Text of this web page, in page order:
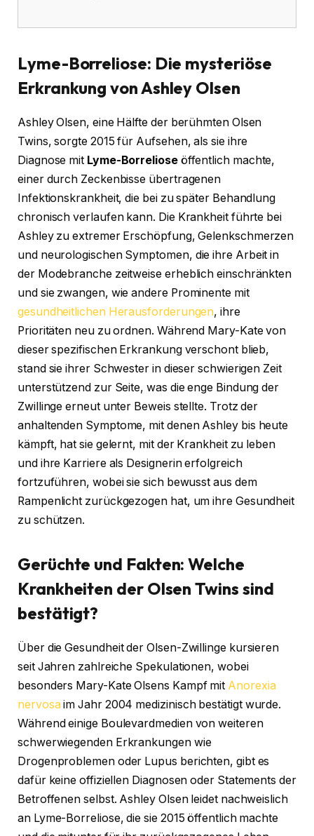
Lyme-Borreliose: Die mysteriöse
Erkrankung von Ashley Olsen
Ashley Olsen, eine Hälfte der berühmten Olsen
Twins, sorgte 2015 für Aufsehen, als sie ihre
Diagnose mit Lyme-Borrelioseöffentlich machte,
einer durch Zeckenbisse übertragenen
Infektionskrankheit, die bei zu später Behandlung
chronisch verlaufen kann. Die Krankheit führte bei
Ashley zu extremer Erschöpfung, Gelenkschmerzen
und neurologischen Symptomen, die ihre Arbeit in
der Modebranche zeitweise erheblich einschränkten
und sie zwangen, wie andere Prominente mit
gesundheitlichen Herausforderungen, ihre
Prioritäten neu zu ordnen. Während Mary-Kate von
dieser spezifischen Erkrankung verschont blieb,
stand sie ihrer Schwester in dieser schwierigen Zeit
unterstützend zur Seite, was die enge Bindung der
Zwillinge erneut unter Beweis stellte. Trotz der
anhaltenden Symptome, mit denen Ashley bis heute
kämpft, hat sie gelernt, mit der Krankheit zu leben
und ihre Karriere als Designerin erfolgreich
fortzuführen, wobei sie sich bewusst aus dem
Rampenlicht zurückgezogen hat, um ihre Gesundheit
zu schützen.
Gerüchte und Fakten: Welche
Krankheiten der Olsen Twins sind
bestätigt?
Über die Gesundheit der Olsen-Zwillinge kursieren
seit Jahren zahlreiche Spekulationen, wobei
besonders Mary-Kate Olsens Kampf mit Anorexia
nervosa im Jahr 2004 medizinisch bestätigt wurde.
Während einige Boulevardmedien von weiteren
schwerwiegenden Erkrankungen wie
Drogenproblemen oder Lupus berichten, gibt es
dafür keine offiziellen Diagnosen oder Statements der
Betroffenen selbst. Ashley Olsen leidet nachweislich
an Lyme-Borreliose, die sie 2015 öffentlich machte